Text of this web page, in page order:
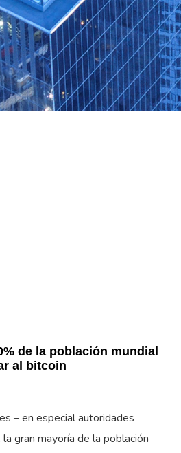
de la población mundial
al bitcoin
– en especial autoridades
gran mayoría de la población